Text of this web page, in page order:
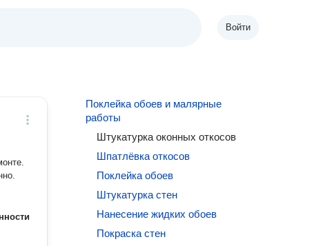
Войти
Поклейка обоев и малярные
работы
Штукатурка оконных откосов
Шпатлёвка откосов
Поклейка обоев
Штукатурка стен
Нанесение жидких обоев
Покраска стен